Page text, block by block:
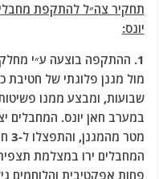
תחקיר צה״ל להתקפת
יונס:
מול מגנן פלוגתי של
שבועות, ומבצע ממנו
המחבלים ירו במצלמת
פחות אפקטיבית והלוחמים